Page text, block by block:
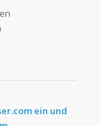
ein und